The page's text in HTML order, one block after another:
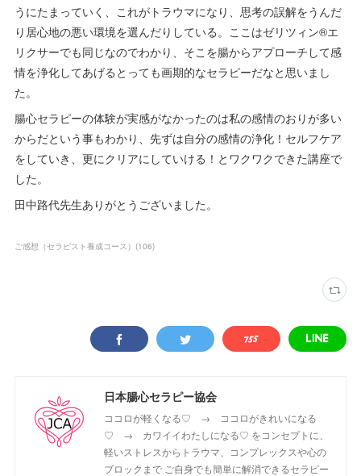
うにたまっていく、これがトラウマになり、思考の誤解をうんだ
り居心地の悪い環境を選んだりしている。ここはゼリツィン®エ
リクサーでも同じなのでわかり、そこを腸からアプローチして感
情を浄化してあげるとっても画期的なセラピーだなと思いまし
た。
腸心セラピーの体験が実感がなかったのは私の感情のおりが多い
からだという事もわかり、先ずは自分の感情の浄化！セルフケア
をしていき、更にクリアにしていける！とワクワクできた講座で
した。
田中路代先生ありがとうございました。
ご感想（セラピスト養成コース） (106)
日本腸心セラピー協会
ココロが軽くなる♡ → ココロがきれいになる
♡ → カワイイわたしになる♡ をコンセプトに、
軽いストレスからトラウマ、コンプレックスや心の
ブロックまで ご自身でも簡単に解消できるセラピー